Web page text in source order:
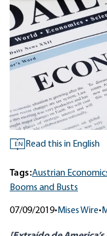
EN Read this in English
Tags:Austrian
Booms and Busts
07/09/2019• Mises Wire•